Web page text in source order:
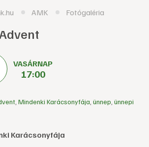
AMK Fotógaléria
VASÁRNAP
17:00
Mindenki Karácsonyfája ünnep ünnepi
Karácsonyfája